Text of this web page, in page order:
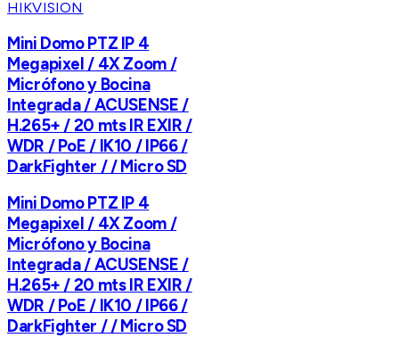
HIKVISION
Mini Domo PTZ IP 4
Megapixel / 4X Zoom /
Micrófono y Bocina
Integrada / ACUSENSE /
H.265+ / 20 mts IR EXIR /
WDR / PoE / IK10 / IP66 /
DarkFighter / / Micro SD
Mini Domo PTZ IP 4
Megapixel / 4X Zoom /
Micrófono y Bocina
Integrada / ACUSENSE /
H.265+ / 20 mts IR EXIR /
WDR / PoE / IK10 / IP66 /
DarkFighter / / Micro SD